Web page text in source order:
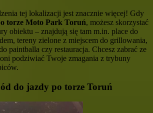
tej lokalizacji jest znacznie więcej! Gdy
torze Moto Park Toruń, możesz skorzystać
obiektu – znajdują się tam m.in. place do
tereny zielone z miejscem do grillowania,
paintballa czy restauracja. Chcesz zabrać ze
podziwiać Twoje zmagania z trybuny
do jazdy po torze Toruń